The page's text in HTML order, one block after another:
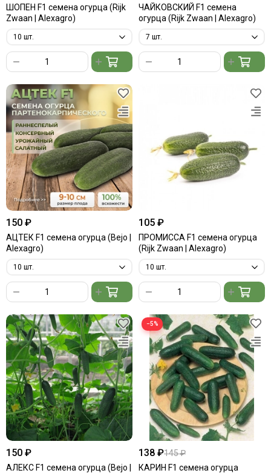
ШОПЕН F1 семена огурца (Rijk
Zwaan | Alexagro)
ЧАЙКОВСКИЙ F1 семена
огурца (Rijk Zwaan | Alexagro)
150 ₽
АЦТЕК F1 семена огурца (Bejo |
Alexagro)
105 ₽
ПРОМИССА F1 семена огурца
(Rijk Zwaan | Alexagro)
150 ₽
АЛЕКС F1 семена огурца (Bejo |
−5%
138 ₽145 ₽
КАРИН F1 семена огурца